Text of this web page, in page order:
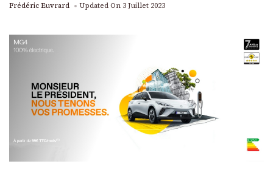
Frédéric Euvrard Updated On 3 Juillet 2023